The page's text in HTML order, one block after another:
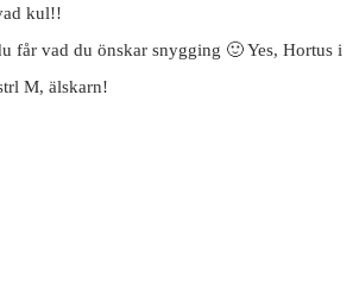
kul!!
får vad du önskar snygging 🙂 Yes, Hortus i
M, älskarn!